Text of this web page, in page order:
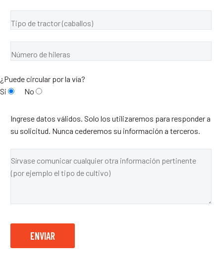
¿Puede circular por la vía?
Si
No
Ingrese datos válidos. Solo los utilizaremos para responder a
su solicitud. Nunca cederemos su información a terceros.